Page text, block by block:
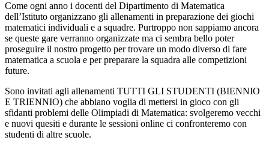
Come ogni anno i docenti del Dipartimento di Matematica
dell’Istituto organizzano gli allenamenti in preparazione dei giochi
matematici individuali e a squadre. Purtroppo non sappiamo ancora
se queste gare verranno organizzate ma ci sembra bello poter
proseguire il nostro progetto per trovare un modo diverso di fare
matematica a scuola e per preparare la squadra alle competizioni
future.
Sono invitati agli allenamenti TUTTI GLI STUDENTI (BIENNIO
E TRIENNIO) che abbiano voglia di mettersi in gioco con gli
sfidanti problemi delle Olimpiadi di Matematica: svolgeremo vecchi
e nuovi quesiti e durante le sessioni online ci confronteremo con
studenti di altre scuole.